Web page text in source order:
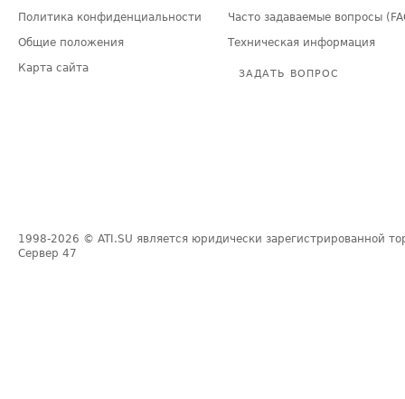
Политика конфиденциальности
Общие положения
Карта сайта
Часто задаваемые вопросы
Техническая информация
ЗАДАТЬ ВОПРОС
1998-2026 © ATI.SU является юридически зарегистрированной
Сервер 47